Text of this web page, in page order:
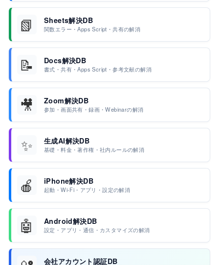
📗 Sheets解決DB
関数エラー・Apps Script・共有の解消
📝 Docs解決DB
書式・共有・Apps Script・参考文献の解消
🎥 Zoom解決DB
参加・画面共有・録画・Webinarの解消
✨ 生成AI解決DB
基礎・料金・著作権・社内ルールの解消
🍎 iPhone解決DB
起動・Wi-Fi・アプリ・設定の解消
🤖 Android解決DB
設定・アプリ・通信・カスタマイズの解消
会社アカウント認証DB